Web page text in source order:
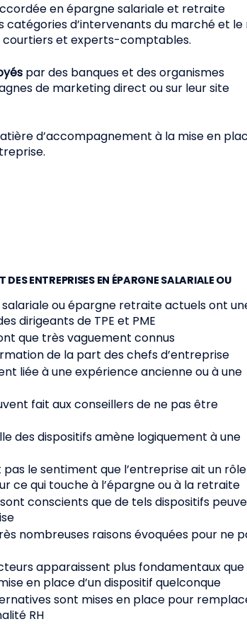
en épargne salariale et retraite
catégories d’intervenants du marché et le
courtiers et experts-comptables.
par des banques et des organismes
de marketing direct ou sur leur site
d’accompagnement à la mise en
ENTREPRISES EN ÉPARGNE SALARIALE OU
salariale ou épargne retraite actuels ont
dirigeants de TPE et PME
que très vaguement connus
de la part des chefs d’entreprise
liée à une expérience ancienne ou à une
fait aux conseillers de ne pas être
des dispositifs amène logiquement à une
pas le sentiment que l’entreprise ait un
ce qui touche à l’épargne ou à la retraite
conscients que de tels dispositifs
nombreuses raisons évoquées pour ne
apparaissent plus fondamentaux que
en place d’un dispositif quelconque
sont mises en place pour
RH